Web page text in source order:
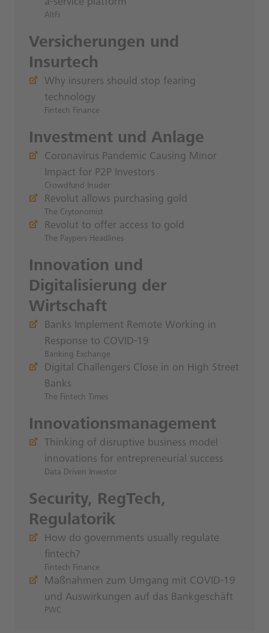
a-service platform
AltFi
Versicherungen und
Insurtech
Why insurers should stop fearing
technology
Fintech Finance
Investment und Anlage
Coronavirus Pandemic Causing Minor
Impact for P2P Investors
Crowdfund Insider
Revolut allows purchasing gold
The Crytonomist
Revolut to offer access to gold
The Paypers Headlines
Innovation und
Digitalisierung der
Wirtschaft
Banks Implement Remote Working in
Response to COVID-19
Banking Exchange
Digital Challengers Close in on High Street
Banks
The Fintech Times
Innovationsmanagement
Thinking of disruptive business model
innovations for entrepreneurial success
Data Driven Investor
Security, RegTech,
Regulatorik
How do governments usually regulate
fintech?
Fintech Finance
Maßnahmen zum Umgang mit COVID-19
und Auswirkungen auf das Bankgeschäft
PWC